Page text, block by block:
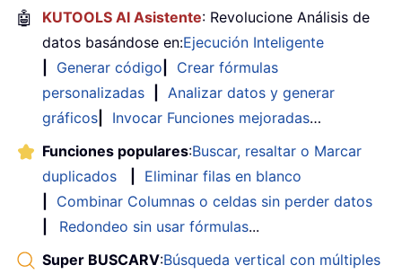
🤖 KUTOOLS AI Asistente: Revolucione Análisis de
datos basándose en:Ejecución Inteligente
Generar código
Crear fórmulas
personalizadas
Analizar datos y generar
gráficos
Invocar Funciones mejoradas…
Funciones populares:Buscar, resaltar o Marcar
duplicados
Eliminar filas en blanco
Combinar Columnas o celdas sin perder datos
Redondeo sin usar fórmulas...
Super BUSCARV:Búsqueda vertical con múltiples